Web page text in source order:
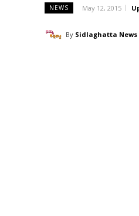
NEWS May 12, 2015
By Sidlaghatta News